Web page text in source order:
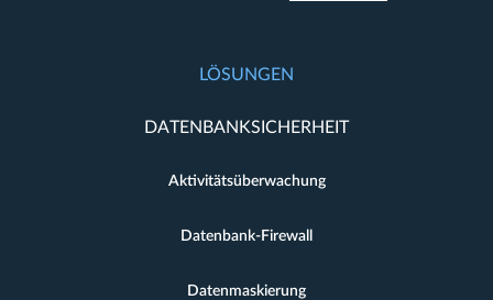
LÖSUNGEN
DATENBANKSICHERHEIT
Aktivitätsüberwachung
Datenbank-Firewall
Datenmaskierung